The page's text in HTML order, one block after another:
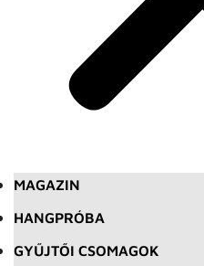
MAGAZIN
HANGPRÓBA
GYŰJTŐI CSOMAGOK